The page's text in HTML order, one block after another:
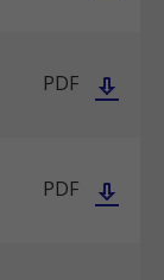
PDF
PDF